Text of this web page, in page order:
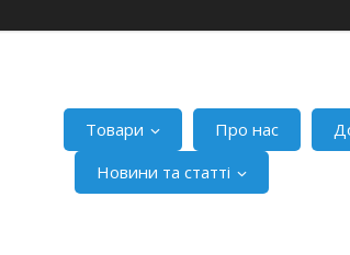
Товари Про нас
Новини та статті